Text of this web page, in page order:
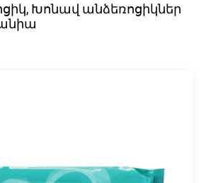
Խոնավ անձեռոցիկներ